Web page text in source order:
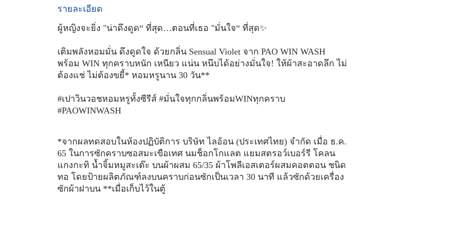
รายละเอียด
ผู้หญิงจะยิ่ง "น่าดึงดูด“ ที่สุด…ตอนที่เธอ "มั่นใจ“ ที่สุด✨
เติมพลังหอมมั่น ดึงดูดใจ ด้วยกลิ่น Sensual Violet จาก PAO WIN WASH
พร้อม WIN ทุกคราบหนัก เหนียว แน่น หนึบได้อย่างมั่นใจ! ให้ผ้าสะอาดลึก ไม่
ต้องแช่ ไม่ต้องขยี้* หอมหรูนาน 30 วัน**
#เปาวินวอชหอมหรูทั้งซีรีส์ #มั่นใจทุกกลิ่นพร้อมWINทุกคราบ
#PAOWINWASH
*จากผลทดสอบในห้องปฏิบัติการ บริษัท ไลอ้อน (ประเทศไทย) จำกัด เมื่อ ธ.ค.
65 ในการซักคราบซอสมะเขือเทศ นมช็อกโกแลต แยมสตรอว์เบอร์รี โคลน
แกงกะทิ น้ำจิ้มหมูสะเต๊ะ บนผ้าผสม 65/35 ผ้าโพลีเอสเตอร์ผสมคอตตอน ชนิด
ทอ โดยป้ายผลิตภัณฑ์ลงบนคราบก่อนซักเป็นเวลา 30 นาที แล้วซักด้วยเครื่อง
ซักผ้าฝาบน **เมื่อเก็บไว้ในตู้